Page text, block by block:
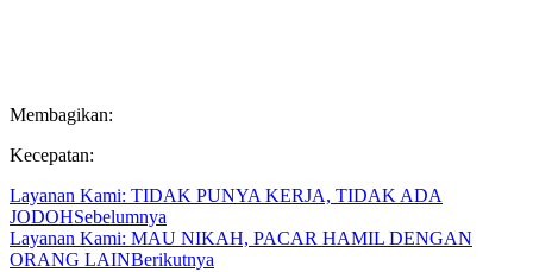
Membagikan:
Kecepatan:
Layanan Kami: TIDAK PUNYA KERJA, TIDAK ADA
JODOHSebelumnya
Layanan Kami: MAU NIKAH, PACAR HAMIL DENGAN
ORANG LAINBerikutnya